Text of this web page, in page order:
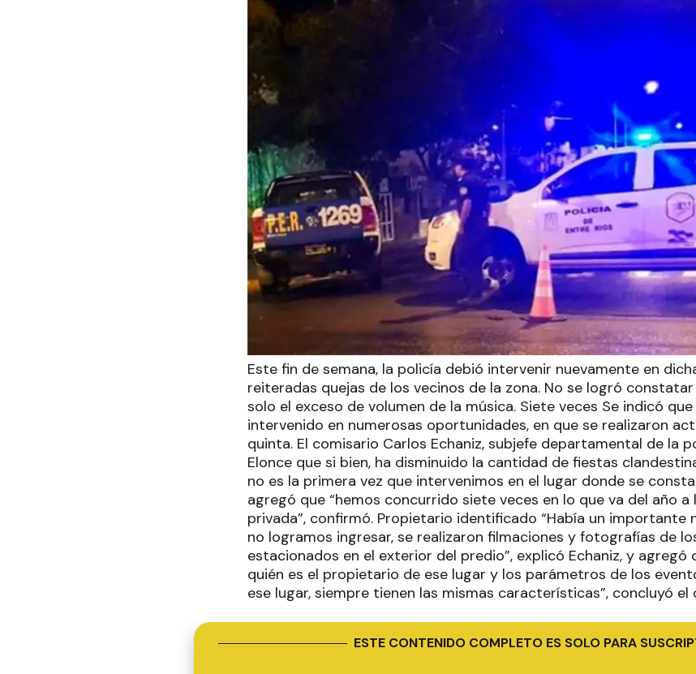
Este fin de semana, la policía debió intervenir nuevamente en
reiteradas quejas de los vecinos de la zona. No se logró
solo el exceso de volumen de la música. Siete veces Se indicó
intervenido en numerosas oportunidades, en que se realizaron
quinta. El comisario Carlos Echaniz, subjefe departamental de la
Elonce que si bien, ha disminuido la cantidad de fiestas
no es la primera vez que intervenimos en el lugar donde se
agregó que “hemos concurrido siete veces en lo que va del año
privada”, confirmó. Propietario identificado “Había un importante
no logramos ingresar, se realizaron filmaciones y fotografías de
estacionados en el exterior del predio”, explicó Echaniz, y agregó
quién es el propietario de ese lugar y los parámetros de los
ese lugar, siempre tienen las mismas características”, concluyó el
ESTE CONTENIDO COMPLETO ES SOLO PARA